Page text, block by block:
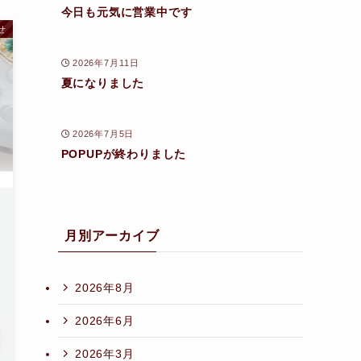
今日も元気に営業中です
2026年7月11日
夏になりました
2026年7月5日
POPUPが終わりました
月別アーカイブ
2026年8月
2026年6月
2026年3月